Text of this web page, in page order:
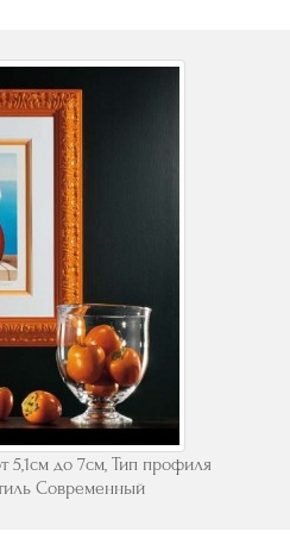
до 7см, Тип профиля
Современный